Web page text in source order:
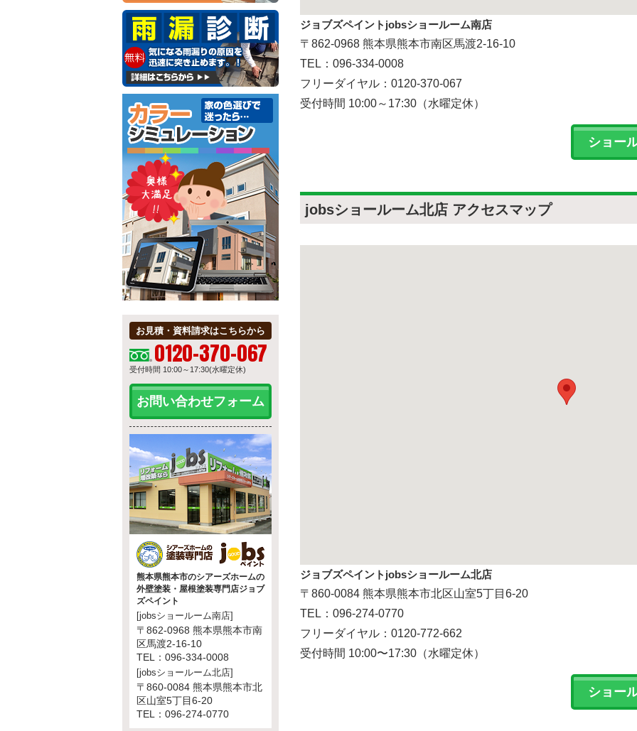
ジョブズペイントjobsショールーム南店
〒862-0968 熊本県熊本市南区馬渡2-16-10
TEL：096-334-0008
フリーダイヤル：0120-370-067
受付時間 10:00～17:30（水曜定休）
ショー
jobsショールーム北店 アクセスマップ
ジョブズペイントjobsショールーム北店
〒860-0084 熊本県熊本市北区山室5丁目6-20
TEL：096-274-0770
フリーダイヤル：0120-772-662
受付時間 10:00〜17:30（水曜定休）
ショー
お見積・資料請求はこちらから
0120-370-067
受付時間 10:00～17:30(水曜定休)
お問い合わせフォーム
熊本県熊本市のシアーズホームの
外壁塗装・屋根塗装専門店ジョブ
ズペイント
[jobsショールーム南店]
〒862-0968 熊本県熊本市南
区馬渡2-16-10
TEL：096-334-0008
[jobsショールーム北店]
〒860-0084 熊本県熊本市北
区山室5丁目6-20
TEL：096-274-0770